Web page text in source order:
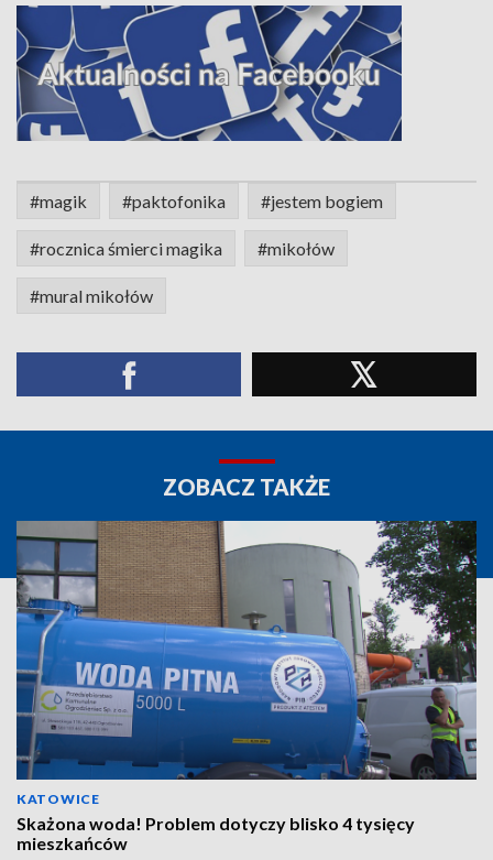
#magik #paktofonika #jestem bogiem
#rocznica śmierci magika #mikołów
#mural mikołów
ZOBACZ TAKŻE
KATOWICE
Skażona woda! Problem dotyczy blisko 4 tysięcy
mieszkańców